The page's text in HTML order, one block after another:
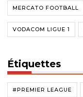
MERCATO FOOTBALL
VODACOM LIGUE 1
Étiquettes
#PREMIER LEAGUE